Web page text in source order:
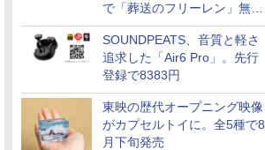
で「葬送のフリーレン」無料
配信など。夏の特番・配信情
報
SOUNDPEATS、音質と軽さ
追求した「Air6 Pro」。先行
登録で8383円
東映の歴代オープニング映像
がカプセルトイに。全5種で8
月下旬発売